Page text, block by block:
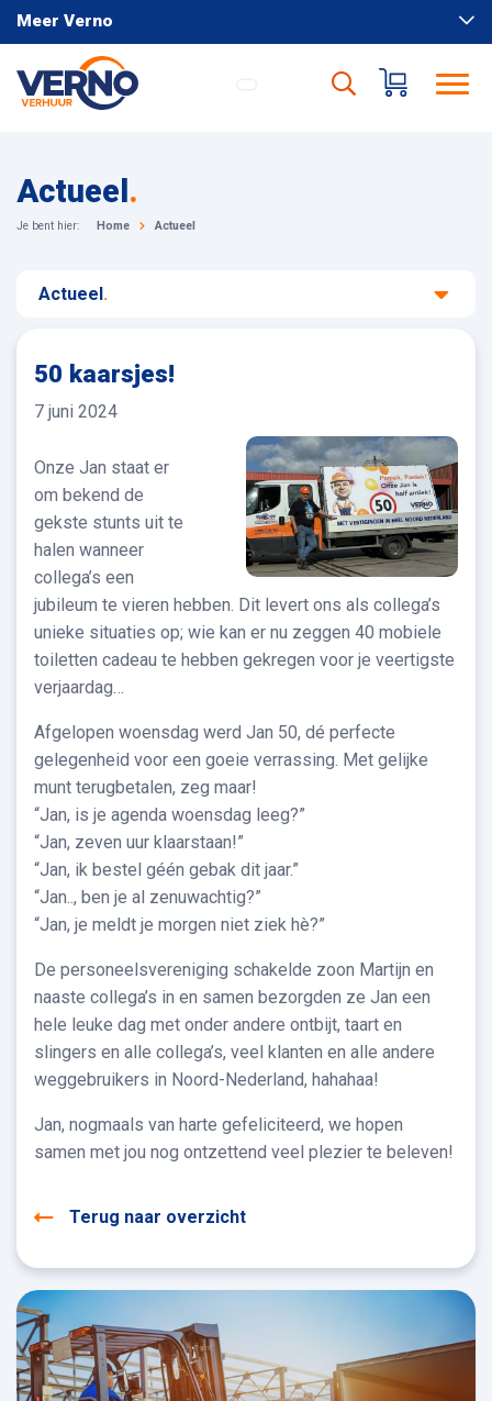
Meer Verno
Actueel .
Je bent hier: Home Actueel
Actueel.
50 kaarsjes!
7 juni 2024
Onze Jan staat er
om bekend de
gekste stunts uit te
halen wanneer
collega’s een
jubileum te vieren hebben. Dit levert ons als collega’s
unieke situaties op; wie kan er nu zeggen 40 mobiele
toiletten cadeau te hebben gekregen voor je veertigste
verjaardag…
Afgelopen woensdag werd Jan 50, dé perfecte
gelegenheid voor een goeie verrassing. Met gelijke
munt terugbetalen, zeg maar!
“Jan, is je agenda woensdag leeg?”
“Jan, zeven uur klaarstaan!”
“Jan, ik bestel géén gebak dit jaar.”
“Jan.., ben je al zenuwachtig?”
“Jan, je meldt je morgen niet ziek hè?”
De personeelsvereniging schakelde zoon Martijn en
naaste collega’s in en samen bezorgden ze Jan een
hele leuke dag met onder andere ontbijt, taart en
slingers en alle collega’s, veel klanten en alle andere
weggebruikers in Noord-Nederland, hahahaa!
Jan, nogmaals van harte gefeliciteerd, we hopen
samen met jou nog ontzettend veel plezier te beleven!
Terug naar overzicht